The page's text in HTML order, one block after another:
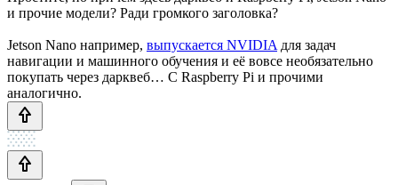
и прочие модели? Ради громкого заголовка?
Jetson Nano например, выпускается NVIDIA для задач
навигации и машинного обучения и её вовсе необязательно
покупать через дарквеб… С Raspberry Pi и прочими
аналогично.